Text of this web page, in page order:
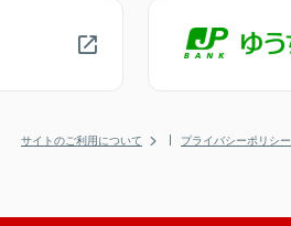
サイトのご利用について プライバシーポリシー